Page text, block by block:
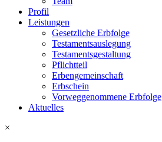
Profil
Leistungen
Gesetzliche Erbfolge
Testamentsauslegung
Testamentsgestaltung
Pflichtteil
Erbengemeinschaft
Erbschein
Vorweggenommene Erbfolge
Aktuelles
×